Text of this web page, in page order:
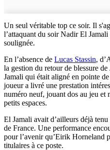
Un seul véritable top ce soir. Il
l’attaquant du soir Nadir El
soulignée.
En l’absence de Lucas Stassin,
la gestion du retour de blessure
Jamali qui était aligné en pointe
joueur a livré une prestation
numéro neuf, jouant dos au jeu et
petits espaces.
El Jamali avait d’ailleurs déjà
de France. Une performance
pour l’avenir qu’Eirik Horneland
titulaires à ce poste.